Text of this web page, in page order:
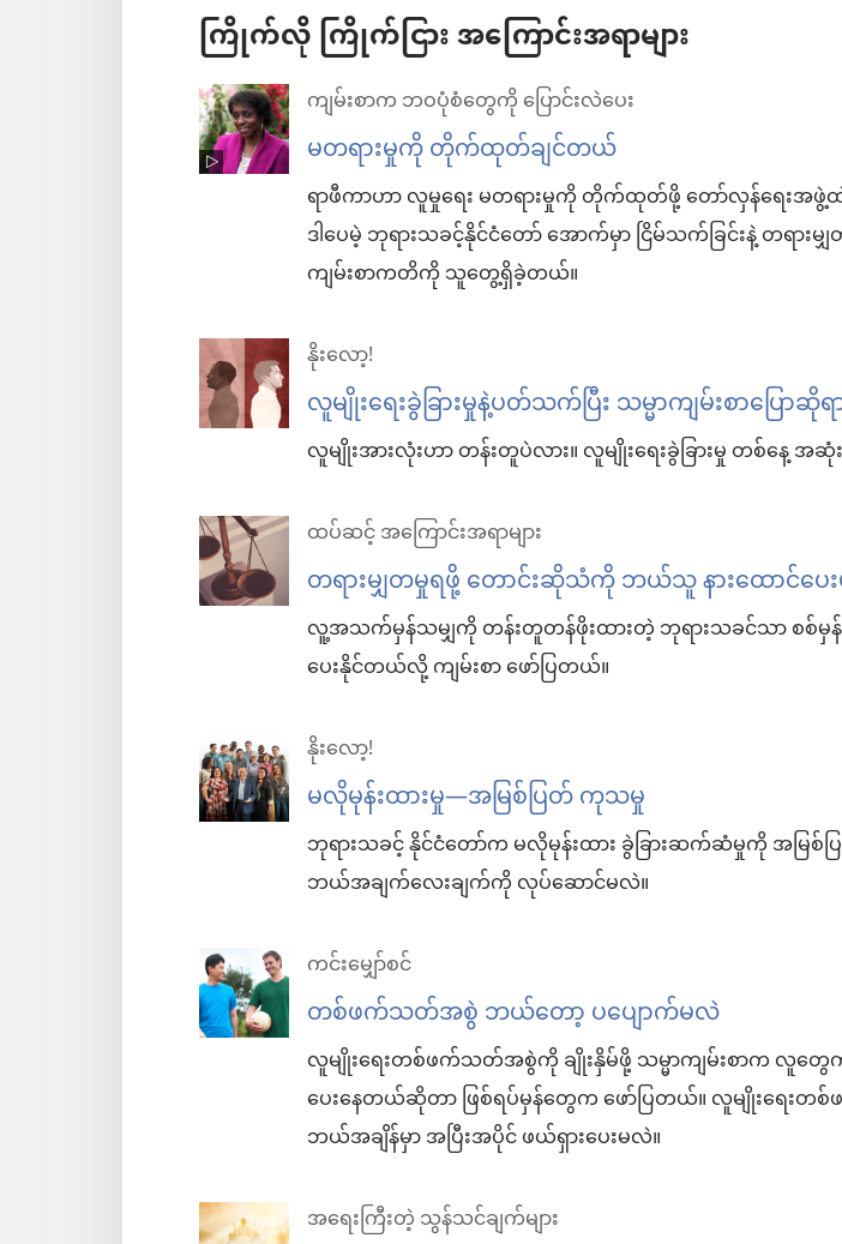
ကြိုက်လို ကြိုက်ငြား အကြောင်းအရာများ
ကျမ်းစာက ဘဝပုံစံတွေကို ပြောင်းလဲပေး
မတရားမှုကို တိုက်ထုတ်ချင်တယ်
ရာဖီကာဟာ လူမှုရေး မတရားမှုကို တိုက်ထုတ်ဖို့ တော်လှန်ရေးအ
ဒါပေမဲ့ ဘုရားသခင့်နိုင်ငံတော် အောက်မှာ ငြိမ်သက်ခြင်းနဲ့ တရား
ကျမ်းစာကတိကို သူတွေ့ရှိခဲ့တယ်။
နိုးလော့!
လူမျိုးရေးခွဲခြားမှုနဲ့ပတ်သက်ပြီး သမ္မာကျမ်းစာပြောဆိုရ
လူမျိုးအားလုံးဟာ တန်းတူပဲလား။ လူမျိုးရေးခွဲခြားမှု တစ်နေ့ အဆုံ
ထပ်ဆင့် အကြောင်းအရာများ
တရားမျှတမှုရဖို့ တောင်းဆိုသံကို ဘယ်သူ နားထောင်ပေ
လူ့အသက်မှန်သမျှကို တန်းတူတန်ဖိုးထားတဲ့ ဘုရားသခင်သာ စစ်မှ
ပေးနိုင်တယ်လို့ ကျမ်းစာ ဖော်ပြတယ်။
နိုးလော့!
မလိုမုန်းထားမှု—အမြစ်ပြတ် ကုသမှု
ဘုရားသခင့် နိုင်ငံတော်က မလိုမုန်းထား ခွဲခြားဆက်ဆံမှုကို အမြစ်
ဘယ်အချက်လေးချက်ကို လုပ်ဆောင်မလဲ။
ကင်းမျှော်စင်
တစ်ဖက်သတ်အစွဲ ဘယ်တော့ ပပျောက်မလဲ
လူမျိုးရေးတစ်ဖက်သတ်အစွဲကို ချိုးနှိမ်ဖို့ သမ္မာကျမ်းစာက
ပေးနေတယ်ဆိုတာ ဖြစ်ရပ်မှန်တွေက ဖော်ပြတယ်။ လူမျိုးရေ
ဘယ်အချိန်မှာ အပြီးအပိုင် ဖယ်ရှားပေးမလဲ။
အရေးကြီးတဲ့ သွန်သင်ချက်များ